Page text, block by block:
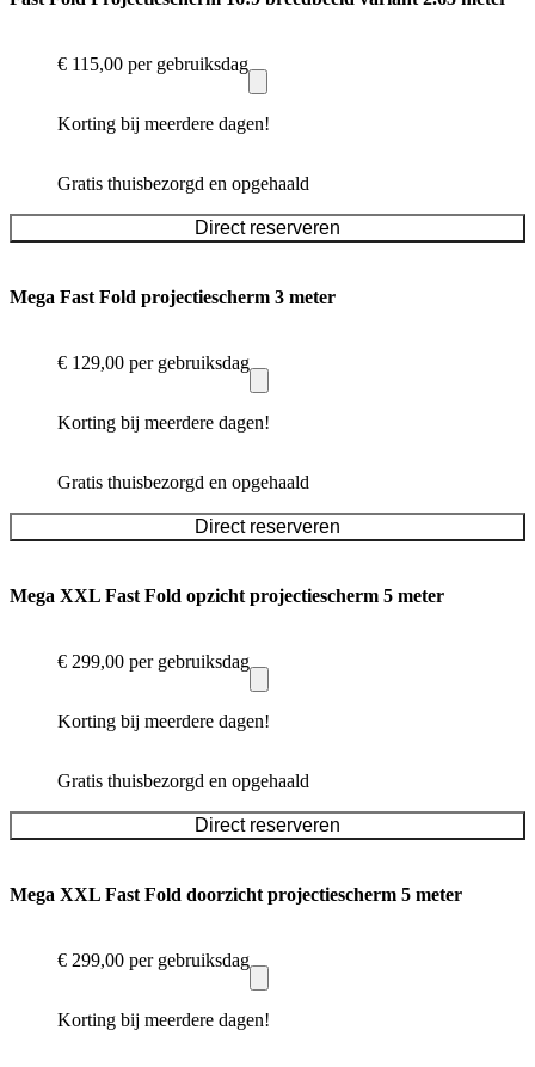
€ 115,00 per gebruiksdag
Korting bij meerdere dagen!
Gratis thuisbezorgd en opgehaald
Direct reserveren
Mega Fast Fold projectiescherm 3 meter
€ 129,00 per gebruiksdag
Korting bij meerdere dagen!
Gratis thuisbezorgd en opgehaald
Direct reserveren
Mega XXL Fast Fold opzicht projectiescherm 5 meter
€ 299,00 per gebruiksdag
Korting bij meerdere dagen!
Gratis thuisbezorgd en opgehaald
Direct reserveren
Mega XXL Fast Fold doorzicht projectiescherm 5 meter
€ 299,00 per gebruiksdag
Korting bij meerdere dagen!